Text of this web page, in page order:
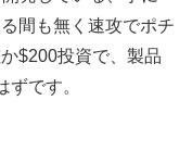
間も無く速攻でポチ
$200投資で、製品
です。